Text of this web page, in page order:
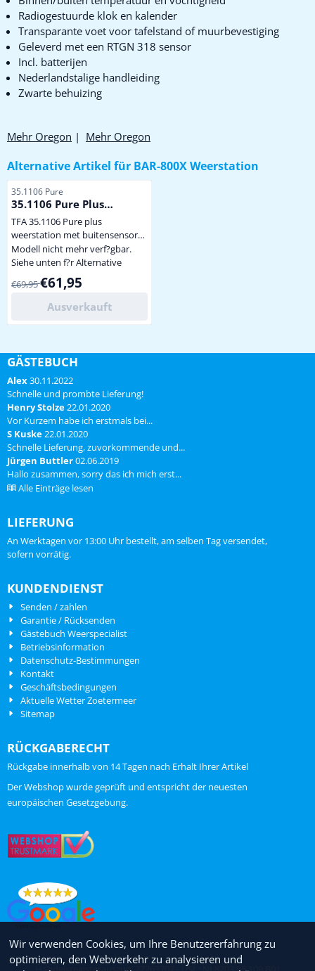
Radiogestuurde klok en kalender
Transparante voet voor tafelstand of muurbevestiging
Geleverd met een RTGN 318 sensor
Incl. batterijen
Nederlandstalige handleiding
Zwarte behuizing
Mehr Oregon | Mehr Oregon
Alternative Artikel für BAR-800X Weerstation
Artikelnummer
35.1106 Pure
35.1106 Pure Plus
Weerstation
TFA 35.1106 Pure plus
weerstation met buitensensor
Ultra dun: slechts 9,5 mm!
Buitentemperatuur en
luchtvochtigheid draadloos (433
MHz), zendbereik praktisch 20
sensoren (model 30.3245 zie
hieronder) Binnentemperatuur
en l...
Modell nicht mehr verf?gbar.
Siehe unten f?r Alternative
Von 69,95 für 61,95
€69,95€61,95
Ausverkauft
GÄSTEBUCH
Alex30.11.2022
Schnelle und prombte Lieferung!
Henry Stolze22.01.2020
Vor Kurzem habe ich erstmals bei...
S Kuske22.01.2020
Schnelle Lieferung, zuvorkommende und...
Jürgen Buttler02.06.2019
Hallo zusammen, sorry das ich mich erst...
Alle Einträge lesen
LIEFERUNG
An Werktagen vor 13:00 Uhr bestellt, am selben Tag versendet,
sofern vorrätig.
KUNDENDIENST
Senden / zahlen
Garantie / Rücksenden
Gästebuch Weerspecialist
Betriebsinformation
Datenschutz-Bestimmungen
Kontakt
Geschäftsbedingungen
Aktuelle Wetter Zoetermeer
Sitemap
RÜCKGABERECHT
Rückgabe innerhalb von 14 Tagen nach Erhalt Ihrer Artikel
ChatGPT zei:
Der Webshop wurde geprüft und entspricht der neuesten
europäischen Gesetzgebung.
Wir verwenden Cookies, um Ihre Benutzererfahrung zu
optimieren, den Webverkehr zu analysieren und